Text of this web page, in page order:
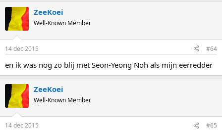
TO BE CONTINUED!
ZeeKoei
Well-Known Member
14 dec 2015 #64
en ik was nog zo blij met Seon-Yeong Noh als mijn eerredder
ZeeKoei
Well-Known Member
14 dec 2015 #65